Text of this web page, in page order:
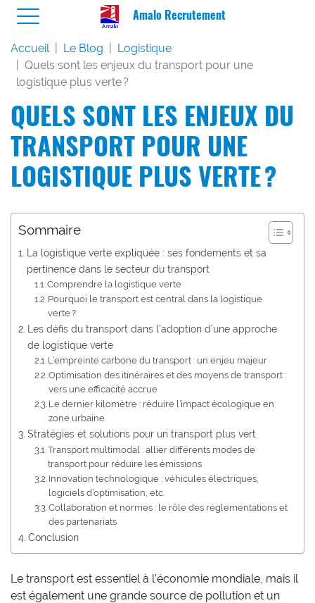
Amalo Recrutement
Accueil Le Blog
Logistique
Quels sont les enjeux du transport pour une
logistique plus verte ?
QUELS SONT LES ENJEUX DU
TRANSPORT POUR UNE
LOGISTIQUE PLUS VERTE ?
Sommaire
La logistique verte expliquée : ses fondements et sa
pertinence dans le secteur du transport
Comprendre la logistique verte
Pourquoi le transport est central dans la logistique
verte ?
Les défis du transport dans l’adoption d’une approche
de logistique verte
L’empreinte carbone du transport : un enjeu majeur
Optimisation des itinéraires et des moyens de transport :
vers une efficacité accrue
Le dernier kilomètre : réduire l’impact écologique en
zone urbaine
Stratégies et solutions pour un transport plus vert
Transport multimodal : allier différents modes de
transport pour réduire les émissions
Innovation technologique : véhicules électriques,
logiciels d’optimisation, etc.
Collaboration et normes : le rôle des réglementations et
des partenariats
Conclusion
Le transport est essentiel à l’économie mondiale, mais il
est également une grande source de pollution et un